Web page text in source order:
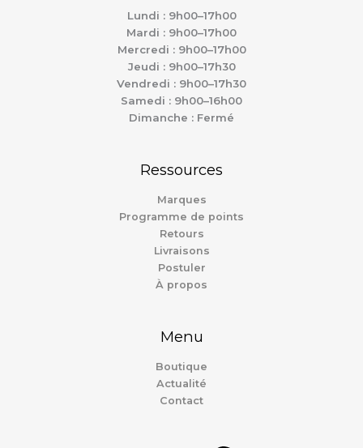
Lundi : 9h00–17h00
Mardi : 9h00–17h00
Mercredi : 9h00–17h00
Jeudi : 9h00–17h30
Vendredi : 9h00–17h30
Samedi : 9h00–16h00
Dimanche : Fermé
Ressources
Marques
Programme de points
Retours
Livraisons
Postuler
À propos
Menu
Boutique
Actualité
Contact